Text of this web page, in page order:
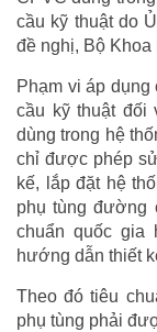
cầu kỹ thuật do
đề nghị, Bộ Khoa
Phạm vi áp
cầu kỹ thuật đối
dùng trong hệ
chỉ được phép
kế, lắp đặt hệ
phụ tùng đường
chuẩn quốc gia
hướng dẫn thiết
Theo đó tiêu
phụ tùng phải